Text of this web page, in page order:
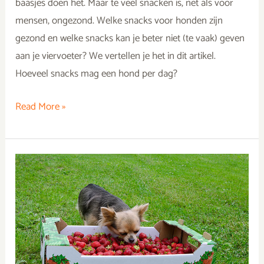
mensen, ongezond. Welke snacks voor honden zijn
gezond en welke snacks kan je beter niet (te vaak) geven
aan je viervoeter? We vertellen je het in dit artikel.
Hoeveel snacks mag een hond per dag?
Read More »
Mag
mijn
hond
aardbeien
eten?